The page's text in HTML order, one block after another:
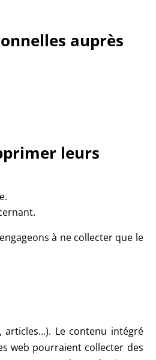
auprès
leurs
à ne collecter que le
articles…). Le contenu intégré
web pourraient collecter des